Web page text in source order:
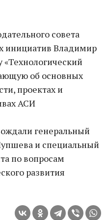
совета
инициатив Владимир
об основных
проектах и
АСИ
генеральный
и специальный
по вопросам
развития